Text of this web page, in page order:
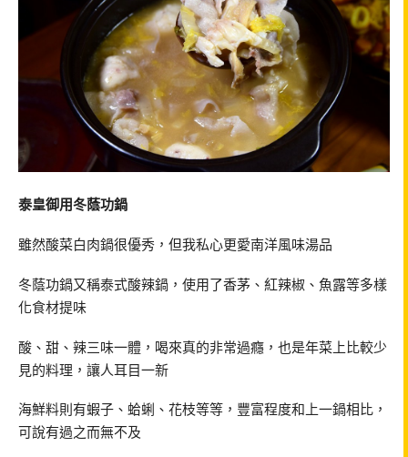
泰皇御用冬蔭功鍋
雖然酸菜白肉鍋很優秀，但我私心更愛南洋風味湯品
冬蔭功鍋又稱泰式酸辣鍋，使用了香茅、紅辣椒、魚露等多樣
化食材提味
酸、甜、辣三味一體，喝來真的非常過癮，也是年菜上比較少
見的料理，讓人耳目一新
海鮮料則有蝦子、蛤蜊、花枝等等，豐富程度和上一鍋相比，
可說有過之而無不及